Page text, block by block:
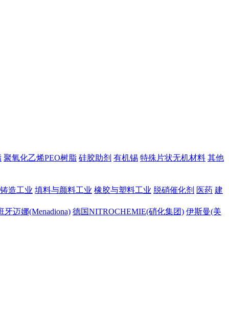
聚氧化乙烯PEO树脂 硅胶助剂 有机锡 特殊片状无机材料 其他
造工业 填料与颜料工业 橡胶与塑料工业 脱硝催化剂 医药 建
牙迈娜(Menadiona) 德国NITROCHEMIE(硝化集团) 伊斯曼(美